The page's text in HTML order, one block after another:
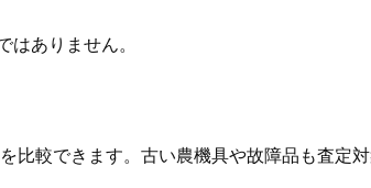
ありません。
較できます。古い農機具や故障品も査定